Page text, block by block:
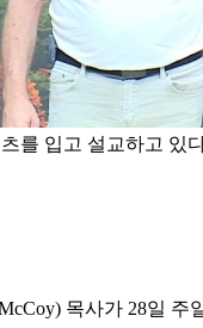
를 입고 설교하고
목사가 28일